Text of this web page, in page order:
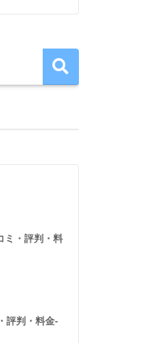
ミ・評判・料
評判・料金-